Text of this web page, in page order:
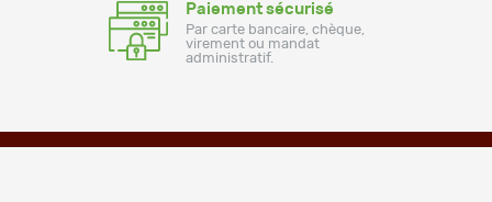
Paiement sécurisé
Par carte bancaire, chèque,
virement ou mandat
administratif.